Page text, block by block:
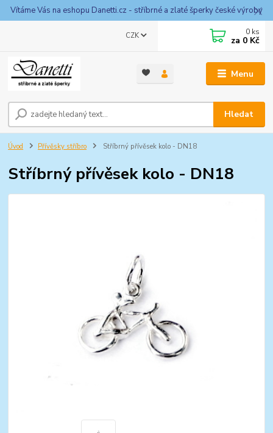
Vítáme Vás na eshopu Danetti.cz - stříbrné a zlaté šperky české výroby
Menu
CZK
Hledat
0 ks
za 0 Kč
Úvod Přívěsky stříbro Stříbrný přívěsek kolo - DN18
Stříbrný přívěsek kolo - DN18